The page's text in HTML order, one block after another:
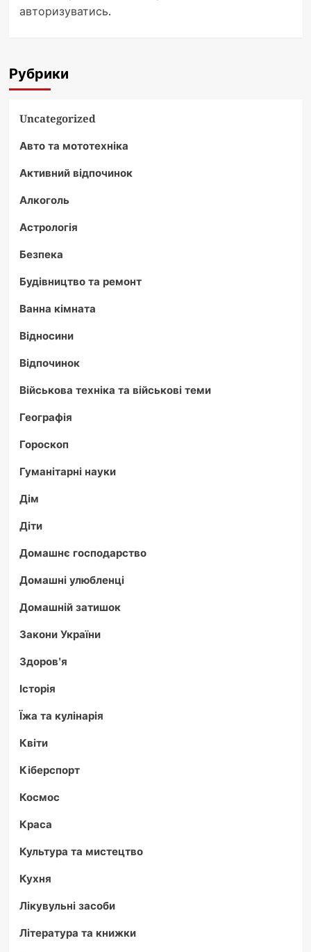
авторизуватись.
Рубрики
Uncategorized
Авто та мототехніка
Активний відпочинок
Алкоголь
Астрологія
Безпека
Будівництво та ремонт
Ванна кімната
Відносини
Відпочинок
Військова техніка та військові теми
Географія
Гороскоп
Гуманітарні науки
Дім
Діти
Домашнє господарство
Домашні улюбленці
Домашній затишок
Закони України
Здоров'я
Історія
Їжа та кулінарія
Квіти
Кіберспорт
Космос
Краса
Культура та мистецтво
Кухня
Лікувульні засоби
Література та книжки